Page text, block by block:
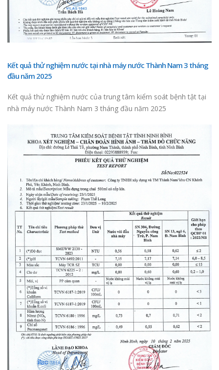
Kết quả thử nghiệm nước tại nhà máy nước Thành Nam 3 tháng
đầu năm 2025
Kết quả thử nghiệm nước của trung tâm kiểm soát bệnh tật tại
nhà máy nước Thành Nam 3 tháng đầu năm 2025
THÔNG BÁO ĐIỀU CHỈNH
HỌC PHÍ
Kết quả thử nghiệm nước
tại nhà máy nước Thành
Nam 3 tháng đầu năm
2025
DANH SÁCH SỐ
THI NGÀY 28-7-
30-6-2025.
MÔ TÔ A1 THI
16-6-2025